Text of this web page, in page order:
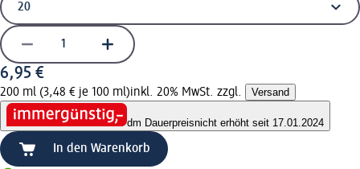
6,95 €
200 ml (3,48 € je 100 ml)inkl. 20% MwSt. zzgl. Versand
dm Dauerpreisnicht erhöht seit 17.01.2024
In den Warenkorb